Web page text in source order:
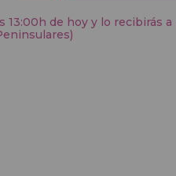
13:00h de hoy y lo recibirás a